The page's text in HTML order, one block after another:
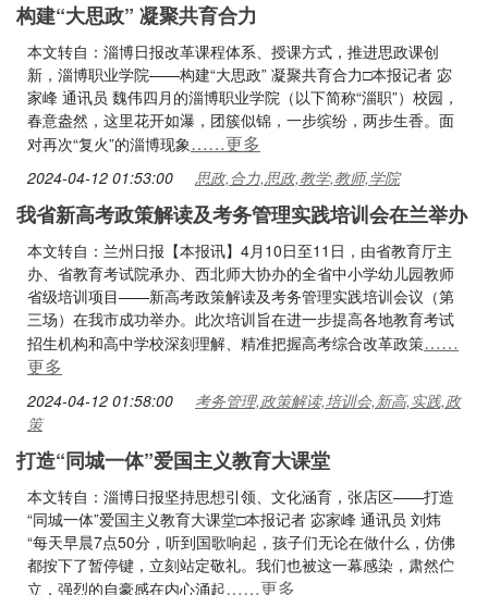
构建“大思政” 凝聚共育合力
本文转自：淄博日报改革课程体系、授课方式，推进思政课创
新，淄博职业学院——构建“大思政” 凝聚共育合力□本报记者 宓
家峰 通讯员 魏伟四月的淄博职业学院（以下简称“淄职”）校园，
春意盎然，这里花开如瀑，团簇似锦，一步缤纷，两步生香。面
对再次“复火”的淄博现象……更多
2024-04-12 01:53:00 思政,合力,思政,教学,教师,学院
我省新高考政策解读及考务管理实践培训会在兰举办
本文转自：兰州日报【本报讯】4月10日至11日，由省教育厅主
办、省教育考试院承办、西北师大协办的全省中小学幼儿园教师
省级培训项目——新高考政策解读及考务管理实践培训会议（第
三场）在我市成功举办。此次培训旨在进一步提高各地教育考试
招生机构和高中学校深刻理解、精准把握高考综合改革政策……
更多
2024-04-12 01:58:00
考务管理,政策解读,培训会,新高,实践,政
策
打造“同城一体”爱国主义教育大课堂
本文转自：淄博日报坚持思想引领、文化涵育，张店区——打造
“同城一体”爱国主义教育大课堂□本报记者 宓家峰 通讯员 刘炜
“每天早晨7点50分，听到国歌响起，孩子们无论在做什么，仿佛
都按下了暂停键，立刻站定敬礼。我们也被这一幕感染，肃然伫
立，强烈的自豪感在内心涌起……更多